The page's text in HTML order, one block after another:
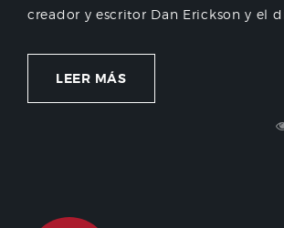
creador y escritor Dan Erickson y el
LEER MÁS